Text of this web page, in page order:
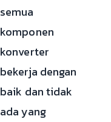
semua
komponen
konverter
bekerja dengan
baik dan tidak
ada yang